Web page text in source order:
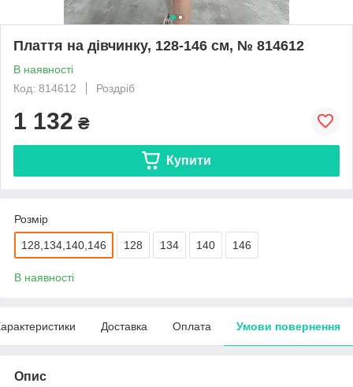
Плаття на дівчинку, 128-146 см, № 814612
В наявності
Код: 814612
Роздріб
1 132 ₴
Купити
Розмір
128,134,140,146 128 134 140 146
В наявності
Доставка Оплата Умови повернення
Опис